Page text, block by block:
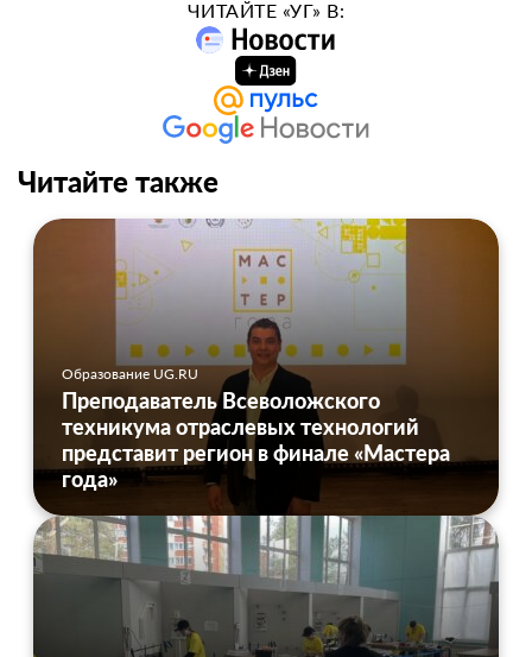
ЧИТАЙТЕ «УГ» В:
Читайте также
Образование UG.RU
Преподаватель Всеволожского
техникума отраслевых технологий
представит регион в финале «Мастера
года»